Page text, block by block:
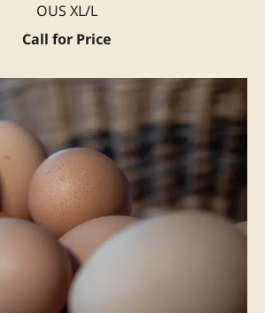
OUS XL/L
Call for Price